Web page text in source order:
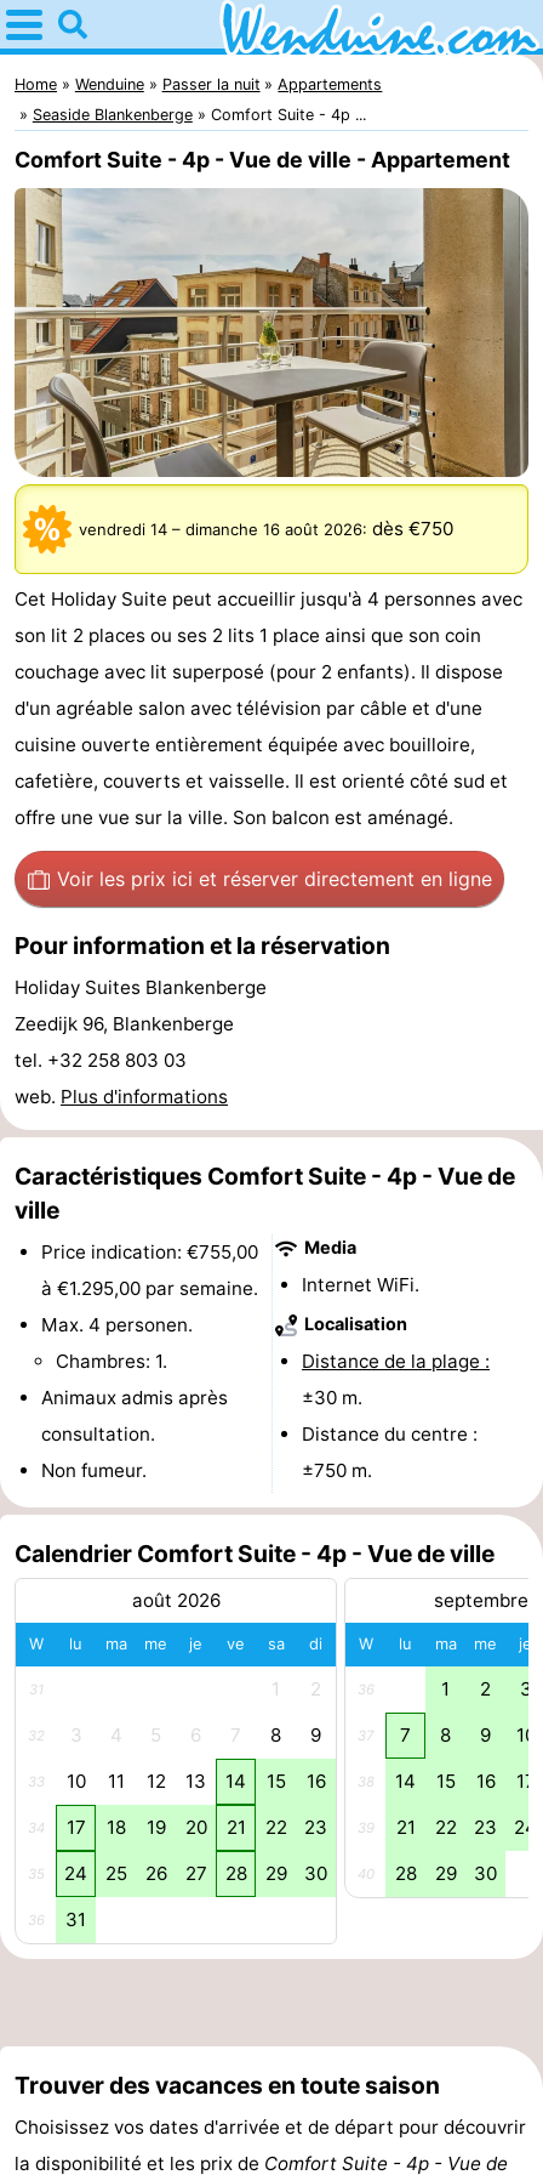
Home
Wenduine
Astuces
Avec
les
enfants
Passer
la
nuit
Appartements
-
Residentie
Green
Garden
-
Seaside
Blankenberge
Campings
Chambre
d'hôtes
Chaumières
-
Beachside
-
Blankenberger
Duinen
-
Center
Parcs
De
Haan
Hôtels
Last
minutes
Plages
Voir
faire
Lieux
d'intérêt
-
Monuments
-
vue
Croisières
Fermes
-
Terrains
de
jeux
Aires
de
intérieures
-
Bowling
-
de
golf
de
être
Villages
villes
Sports
Piscines
Faire
vélo
-
Terrains
golf
-
Surfen
Equitation
Boire
Home Wenduine Passer la nuit
Appartements
Seaside Blankenberge
Comfort Suite - 4p ...
Comfort Suite - 4p - Vue de ville - Appartement
vendredi 14 – dimanche 16 août 2026: dès €750
Cet Holiday Suite peut accueillir jusqu'à 4 personnes avec
son lit 2 places ou ses 2 lits 1 place ainsi que son coin
couchage avec lit superposé (pour 2 enfants). Il dispose
d'un agréable salon avec télévision par câble et d'une
cuisine ouverte entièrement équipée avec bouilloire,
cafetière, couverts et vaisselle. Il est orienté côté sud et
offre une vue sur la ville. Son balcon est aménagé.
Voir les prix ici et réserver directement en ligne
Pour information et la réservation
Holiday Suites Blankenberge
Zeedijk 96, Blankenberge
tel. +32 258 803 03
web. Plus d'informations
Caractéristiques Comfort Suite - 4p - Vue de
ville
Price indication: €755,00
à €1.295,00 par semaine.
Max. 4 personen.
Chambres: 1.
Animaux admis après
consultation.
Non fumeur.
Media
Internet WiFi.
Localisation
Distance de la plage :
±30 m.
Distance du centre :
±750 m.
Calendrier Comfort Suite - 4p - Vue de ville
août 2026
W lu ma me je ve sa di
31 1 2
32 3 4 5 6 7 8 9
33 10 11 12 13 14 15 16
34 17 18 19 20 21 22 23
35 24 25 26 27 28 29 30
36 31
septembre
W lu ma me je
36 1 2 3
37 7 8 9 10
38 14 15 16 17
39 21 22 23 24
40 28 29 30
Trouver des vacances en toute saison
Choisissez vos dates d'arrivée et de départ pour découvrir
la disponibilité et les prix de Comfort Suite - 4p - Vue de